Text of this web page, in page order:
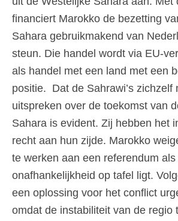
financiert Marokko de bezetting
Sahara gebruikmakend van
steun. Die handel wordt via EU-
als handel met een land met een
positie. Dat de Sahrawi’s zichzelf
uitspreken over de toekomst van
Sahara is evident. Zij hebben het
recht aan hun zijde. Marokko
te werken aan een referendum
onafhankelijkheid op tafel ligt.
een oplossing voor het conflict
omdat de instabiliteit van de regio